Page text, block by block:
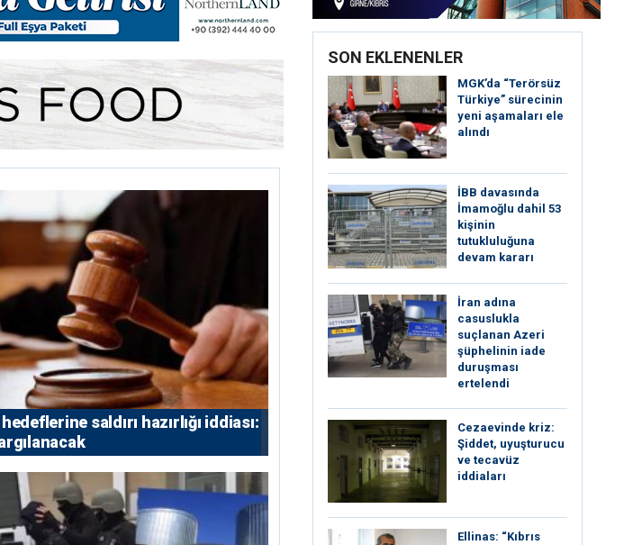
saldırı hazırlığı iddiası:
SON EKLENENLER
MGK’da “Terörsüz
Türkiye” sürecinin
yeni aşamaları ele
alındı
İBB davasında
İmamoğlu dahil 53
kişinin
tutukluluğuna
devam kararı
İran adına
casuslukla
suçlanan Azeri
şüphelinin iade
duruşması
ertelendi
Cezaevinde kriz:
Şiddet, uyuşturucu
ve tecavüz
iddiaları
Ellinas: “Kıbrıs